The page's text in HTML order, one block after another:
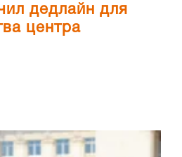
дедлайн для
центра